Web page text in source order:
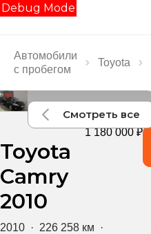
Debug Mode
Автомобили
с пробегом
Toyota
Смотреть все
Toyota
Camry
2010
1 180 000 ₽
2010 · 226 258 км ·